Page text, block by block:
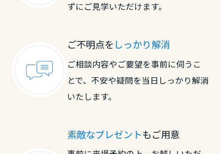
ずにご見学いただけます。
ご不明点を しっかり解消
ご相談内容やご要望を事前に伺うこ
とで、不安や疑問を当日しっかり解消
いたします。
素敵なプレゼントもご用意